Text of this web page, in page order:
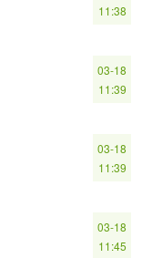
11:38
03-18
11:39
03-18
11:39
03-18
11:45